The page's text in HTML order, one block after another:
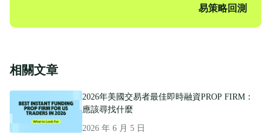
易策略回測
相關文章
2026年美國交易者最佳即時融資PROP FIRM：
應該尋找什麼
2026 年 6 月 5 日